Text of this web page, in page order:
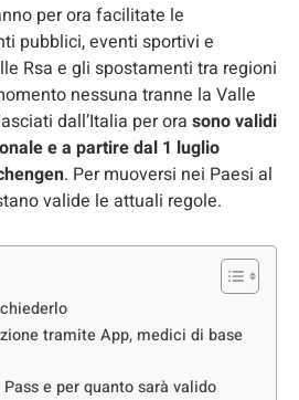
per ora facilitate le
pubblici, eventi sportivi e
Rsa e gli spostamenti tra regioni
nessuna tranne la Valle
dall’Italia per ora sono validi
e a partire dal 1 luglio
. Per muoversi nei Paesi al
valide le attuali regole.
tramite App, medici di base
e per quanto sarà valido